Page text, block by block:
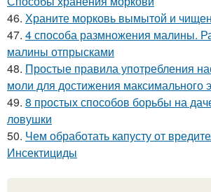
46. Храните морковь вымытой и
47. 4 способа размножения малины.
малины отпрысками
48. Простые правила употребления
моли для достижения максимального
49. 8 простых способов борьбы на
ловушки
50. Чем обработать капусту от
Инсектициды